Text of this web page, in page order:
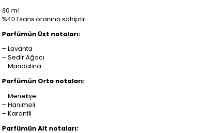
30 ml
%40 Esans oranına sahiptir.
Parfümün Üst notaları:
– Lavanta
– Sedir Ağacı
– Mandalina
Parfümün Orta notaları:
– Menekşe
– Hanımeli
– Karanfil
Parfümün Alt notaları: